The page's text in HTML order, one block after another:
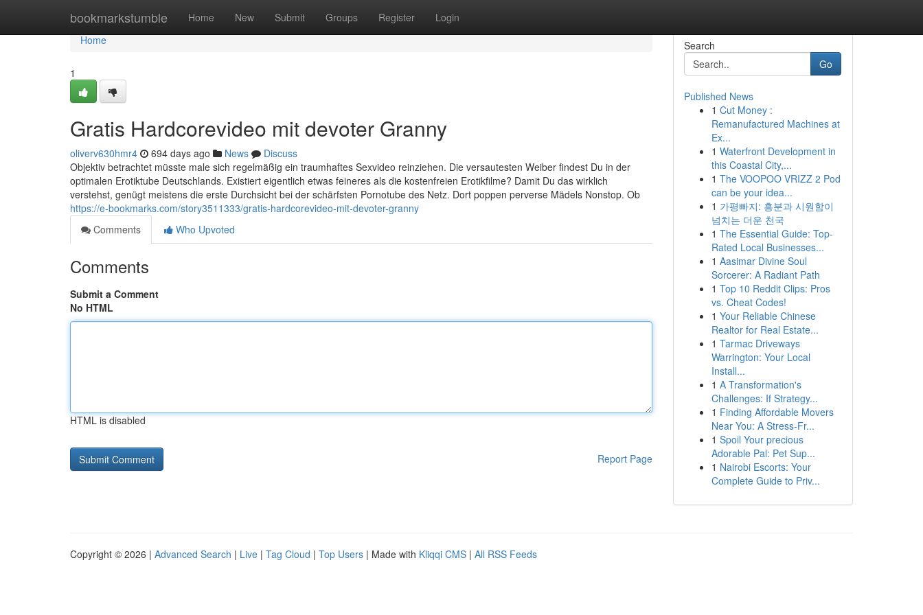
bookmarkstumble Home New Submit Groups Register Login
Home
Home
1
Gratis Hardcorevideo mit devoter Granny
oliverv630hmr4 694 days ago News
Discuss
Objektiv betrachtet müsste male sich regelmäßig ein traumhaftes Sexvideo reinziehen. Die versautesten Weiber findest Du in der
optimalen Erotiktube Deutschlands. Existiert eigentlich etwas feineres als die kostenfreien Erotikfilme? Damit Du das wirklich
verstehst, genügt meistens die erste Durchsicht bei der schärfsten Pornotube des Netz. Dort poppen perverse Mädels Nonstop. Ob
https://e-bookmarks.com/story3511333/gratis-hardcorevideo-mit-devoter-granny
Comments
Who Upvoted
Comments
Submit a Comment
No HTML
HTML is disabled
Report Page
Search
Go
Published News
1 Cut Money :
Remanufactured Machines at
Ex...
1 Waterfront Development in
this Coastal City,...
1 The VOOPOO VRIZZ 2 Pod
can be your idea...
1 가평빠지: 흥분과 시원함이
넘치는 더운 천국
1 The Essential Guide: Top-
Rated Local Businesses...
1 Aasimar Divine Soul
Sorcerer: A Radiant Path
1 Top 10 Reddit Clips: Pros
vs. Cheat Codes!
1 Your Reliable Chinese
Realtor for Real Estate...
1 Tarmac Driveways
Warrington: Your Local
Install...
1 A Transformation's
Challenges: If Strategy...
1 Finding Affordable Movers
Near You: A Stress-Fr...
1 Spoil Your precious
Adorable Pal: Pet Sup...
1 Nairobi Escorts: Your
Complete Guide to Priv...
Copyright © 2026 | Advanced Search | Live | Tag Cloud | Top Users | Made with Kliqqi CMS | All RSS Feeds